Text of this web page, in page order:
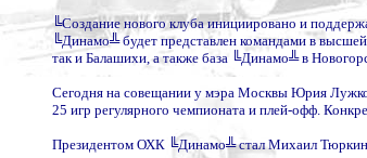
╚Создание нового клуба инициировано и
╚Динамо╩ будет представлен командами в
так и Балашихи, а также база ╚Динамо╩ в
Сегодня на совещании у мэра Москвы Юрия
25 игр регулярного чемпионата и плей-офф.
Президентом ОХК ╚Динамо╩ стал Михаил